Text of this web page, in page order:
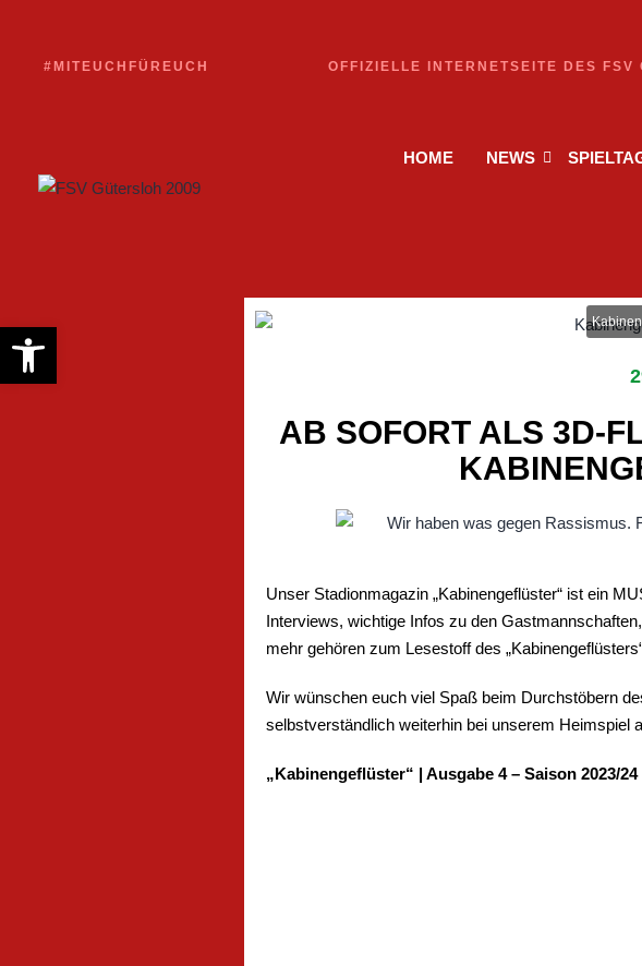
#MITEUCHFÜREUCH OFFIZIELLE INTERNETSEITE DES FSV
HOME NEWS
AB SOFORT ALS 3D-
Unser Stadionmagazin „Kabinengeflüster“ ist ein
Interviews, wichtige Infos zu den
mehr gehören zum Lesestoff des
Wir wünschen euch viel Spaß beim Durchstöbern
selbstverständlich weiterhin bei unserem Heimspiel
„Kabinengeflüster“ | Ausgabe 4 – Saison 2023/24
Werkzeugleiste öffnen